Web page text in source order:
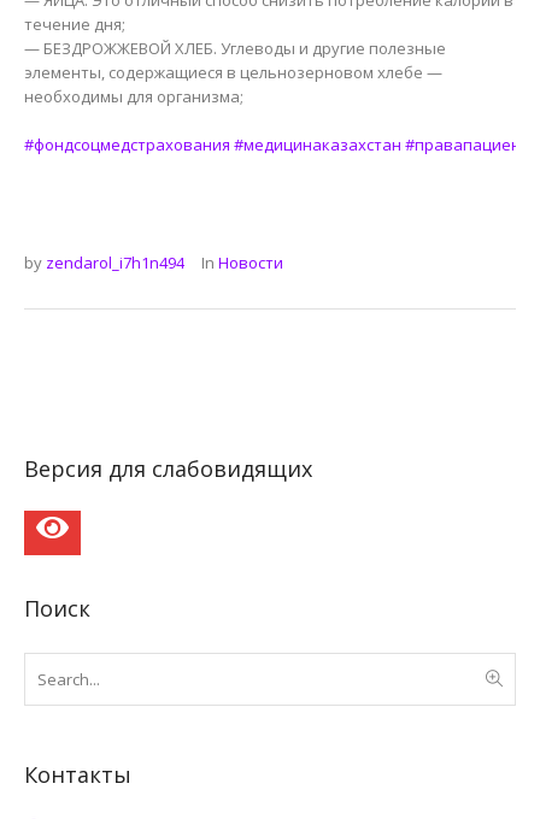
течение дня;
— БЕЗДРОЖЖЕВОЙ ХЛЕБ. Углеводы и другие полезные
элементы, содержащиеся в цельнозерновом хлебе —
необходимы для организма;
#фондсоцмедстрахования #медицинаказахстан #правапациента
by zendarol_i7h1n494 In Новости
Версия для слабовидящих
Поиск
Контакты